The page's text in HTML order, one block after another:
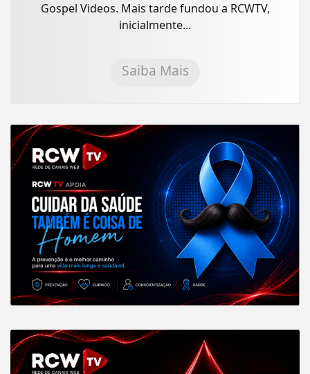
Gospel Videos. Mais tarde fundou a RCWTV,
inicialmente...
Saiba Mais